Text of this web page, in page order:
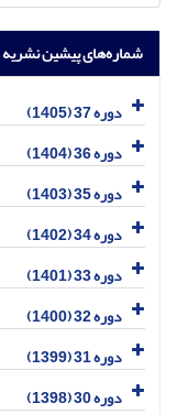
شماره‌های پیشین نشریه
دوره 37 (1405)
دوره 36 (1404)
دوره 35 (1403)
دوره 34 (1402)
دوره 33 (1401)
دوره 32 (1400)
دوره 31 (1399)
دوره 30 (1398)